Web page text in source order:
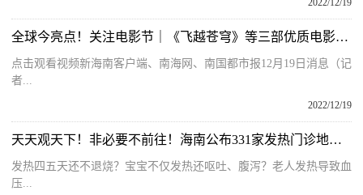
2022/12/19
全球今亮点！关注电影节｜《飞越苍穹》等三部优质电影在三亚发布
点击观看视频新海南客户端、南海网、南国都市报12月19日消息（记
者...
2022/12/19
天天观天下！非必要不前往！海南公布331家发热门诊地址电话
发热四五天还不退烧？宝宝不仅发热还呕吐、腹泻？老人发热导致血
压...